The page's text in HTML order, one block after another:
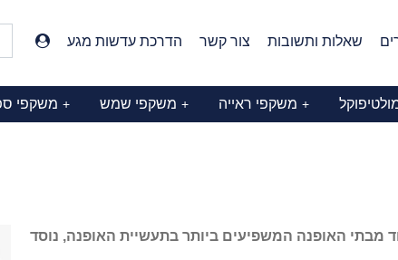
שאלות ותשובות צור קשר הדרכת עדשות מגע
משקפי ראייה + משקפי שמש + משקפי +
מבתי האופנה המשפיעים ביותר בתעשיית האופנה, נוסד